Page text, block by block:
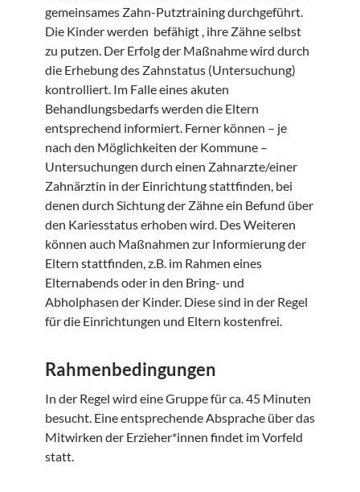
gemeinsames Zahn-Putztraining durchgeführt.
Die Kinder werden befähigt , ihre Zähne selbst
zu putzen. Der Erfolg der Maßnahme wird durch
die Erhebung des Zahnstatus (Untersuchung)
kontrolliert. Im Falle eines akuten
Behandlungsbedarfs werden die Eltern
entsprechend informiert. Ferner können – je
nach den Möglichkeiten der Kommune –
Untersuchungen durch einen Zahnarzte/einer
Zahnärztin in der Einrichtung stattfinden, bei
denen durch Sichtung der Zähne ein Befund über
den Kariesstatus erhoben wird. Des Weiteren
können auch Maßnahmen zur Informierung der
Eltern stattfinden, z.B. im Rahmen eines
Elternabends oder in den Bring- und
Abholphasen der Kinder. Diese sind in der Regel
für die Einrichtungen und Eltern kostenfrei.
Rahmenbedingungen
In der Regel wird eine Gruppe für ca. 45 Minuten
besucht. Eine entsprechende Absprache über das
Mitwirken der Erzieher*innen findet im Vorfeld
statt.